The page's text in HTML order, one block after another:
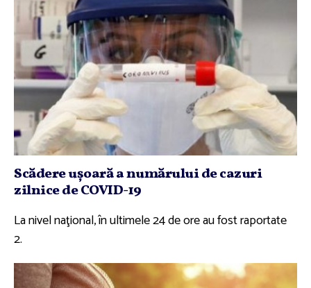
Scădere uşoară a numărului de cazuri
zilnice de COVID-19
La nivel naţional, în ultimele 24 de ore au fost raportate
2.